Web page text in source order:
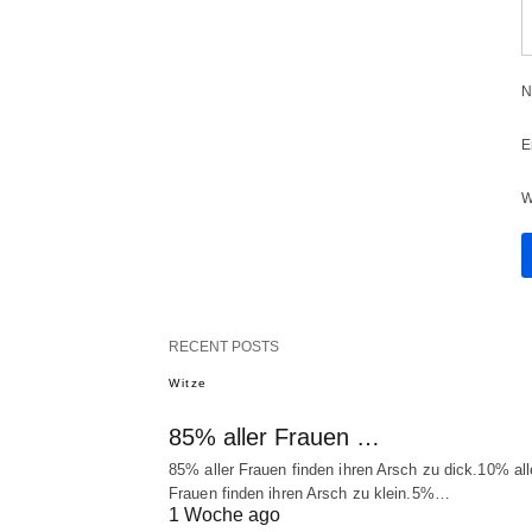
RECENT POSTS
Witze
85% aller Frauen …
85% aller Frauen finden ihren Arsch zu dick.10%
Frauen finden ihren Arsch zu klein.5%…
1 Woche ago